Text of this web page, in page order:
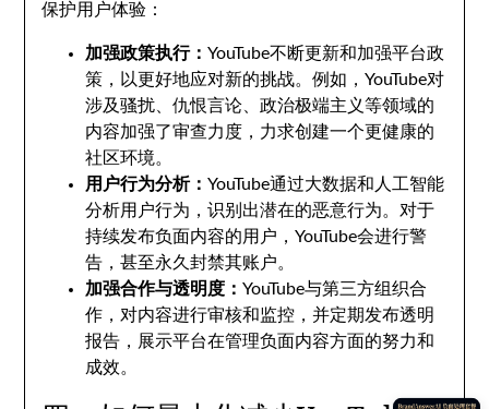
保护用户体验：
加强政策执行：YouTube不断更新和加强平台政
策，以更好地应对新的挑战。例如，YouTube对
涉及骚扰、仇恨言论、政治极端主义等领域的
内容加强了审查力度，力求创建一个更健康的
社区环境。
用户行为分析：YouTube通过大数据和人工智能
分析用户行为，识别出潜在的恶意行为。对于
持续发布负面内容的用户，YouTube会进行警
告，甚至永久封禁其账户。
加强合作与透明度：YouTube与第三方组织合
作，对内容进行审核和监控，并定期发布透明
报告，展示平台在管理负面内容方面的努力和
成效。